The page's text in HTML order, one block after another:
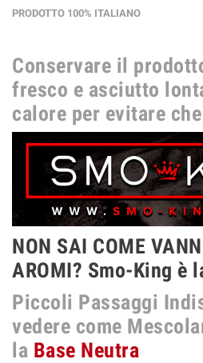
PRODOTTO 100% ITALIANO
Conservare il
fresco e asciutto
calore per evitare
NON SAI COME
AROMI? Smo-King è
Piccoli Passaggi
vedere come
la Base Neutra